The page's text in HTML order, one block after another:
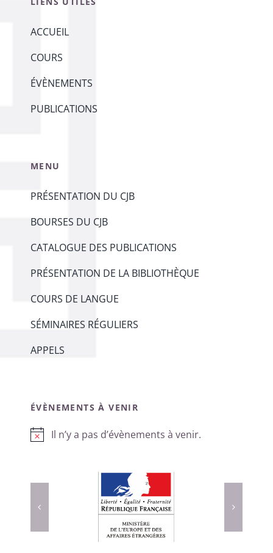
ACCUEIL
COURS
ÉVÈNEMENTS
PUBLICATIONS
MENU
PRÉSENTATION DU CJB
BOURSES DU CJB
CATALOGUE DES PUBLICATIONS
PRÉSENTATION DE LA BIBLIOTHÈQUE
COURS DE LANGUE
SÉMINAIRES RÉGULIERS
APPELS
ÉVÈNEMENTS À VENIR
Notice
Il n’y a pas d’évènements à venir.